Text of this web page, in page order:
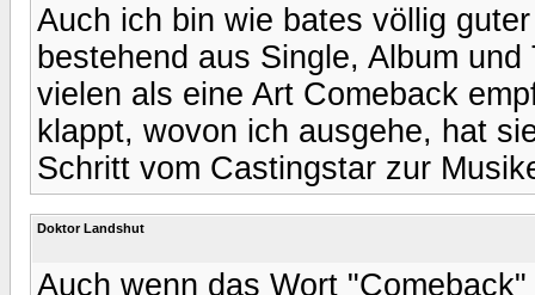
Auch ich bin wie bates völlig
bestehend aus Single, Album
vielen als eine Art Comeback
klappt, wovon ich ausgehe, hat
Schritt vom Castingstar zur
Doktor Landshut
Auch wenn das Wort